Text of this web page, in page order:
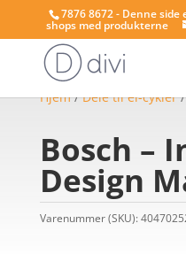
7876 8672 - Denne
shops med produkterne
Hjem/Dele til el-cykler/
Bosch –
Design
Varenummer (SKU):